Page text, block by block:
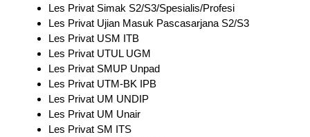
Les Privat Simak S2/S3/Spesialis/Profesi
Les Privat Ujian Masuk Pascasarjana S2/S3
Les Privat USM ITB
Les Privat UTUL UGM
Les Privat SMUP Unpad
Les Privat UTM-BK IPB
Les Privat UM UNDIP
Les Privat UM Unair
Les Privat SM ITS